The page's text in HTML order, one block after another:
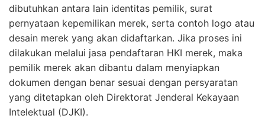
dibutuhkan antara lain identitas pemilik, surat
pernyataan kepemilikan merek, serta contoh logo atau
desain merek yang akan didaftarkan. Jika proses ini
dilakukan melalui jasa pendaftaran HKI merek, maka
pemilik merek akan dibantu dalam menyiapkan
dokumen dengan benar sesuai dengan persyaratan
yang ditetapkan oleh Direktorat Jenderal Kekayaan
Intelektual (DJKI).